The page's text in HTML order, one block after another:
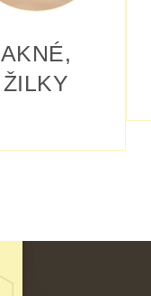
AKNÉ,
ŽILKY